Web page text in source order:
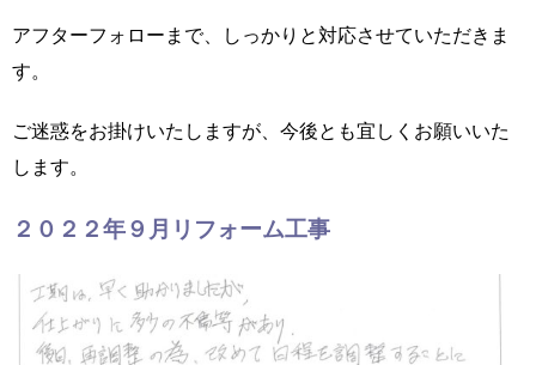
アフターフォローまで、しっかりと対応させていただきま
す。
ご迷惑をお掛けいたしますが、今後とも宜しくお願いいた
します。
２０２２年９月リフォーム工事